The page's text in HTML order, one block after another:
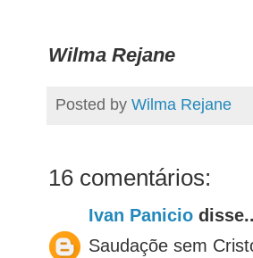
Wilma Rejane
Posted by Wilma Rejane
16 comentários:
Ivan Panicio
Saudaçõe sem